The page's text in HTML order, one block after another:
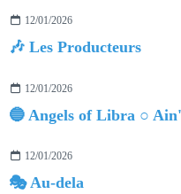
12/01/2026
🎶 Les Producteurs
12/01/2026
🔵 Angels of Libra ○
12/01/2026
🎭 Au-dela